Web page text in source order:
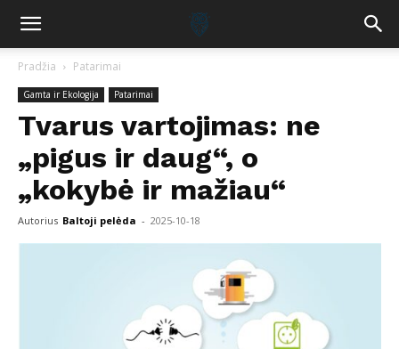
Pradžia Patarimai
Gamta ir Ekologija Patarimai
Tvarus vartojimas: ne
„pigus ir daug“, o
„kokybė ir mažiau“
Autorius Baltoji pelėda - 2025-10-18